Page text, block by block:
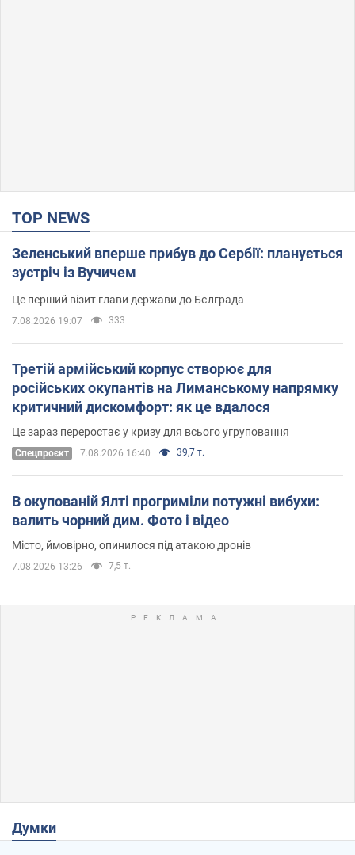
TOP NEWS
Зеленський вперше прибув до Сербії: планується
зустріч із Вучичем
Це перший візит глави держави до Бєлграда
7.08.2026 19:07 333
Третій армійський корпус створює для
російських окупантів на Лиманському напрямку
критичний дискомфорт: як це вдалося
Це зараз переростає у кризу для всього угруповання
Cпецпроєкт 7.08.2026 16:40 39,7 т.
В окупованій Ялті прогриміли потужні вибухи:
валить чорний дим. Фото і відео
Місто, ймовірно, опинилося під атакою дронів
7.08.2026 13:26 7,5 т.
Думки